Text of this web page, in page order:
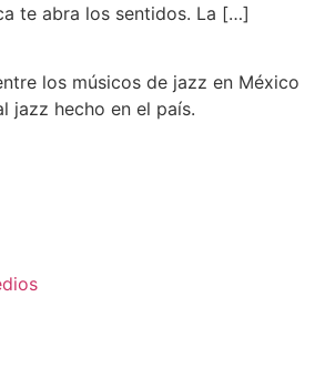
te abra los sentidos. La […]
los músicos de jazz en México
jazz hecho en el país.